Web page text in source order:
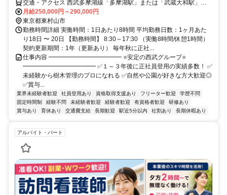
交通・アクセス 西武多摩湖線「多摩湖駅」または「武蔵大和駅」か
ら徒歩3分
月給250,000円～290,000円
東京都東村山市
勤務時間詳細 実働時間：1日あたり8時間 平均勤務日数：1ヶ月あた
り18日 〜 20日 【勤務時間】 8:30～17:30 （実働8時間/休憩1時間）
契約更新期間：1年（更新あり） 毎年秋に正社...
仕事内容 ━━━━━━━━━━━━ ⭐安定の西武グループ⭐
━━━━━━━━━━━━ ✅１～３年後に正社員登用の実績多数！ ✅
未経験から樹木管理のプロになれる ✅自然や公園が好きな方大歓迎◎
✅賞与...
業界未経験者歓迎 社員登用あり 資格取得支援あり フリーター歓迎
学歴不問
固定時間制
経験不問 未経験者歓迎 経験者歓迎 有資格者歓迎
研修あり
賞与あり
育休あり 交通費支給 長期歓迎 駅近5分以内 社割あり 長期休暇あり
アルバイト・パート